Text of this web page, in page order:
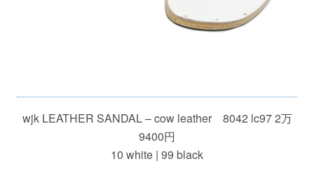
wjk LEATHER SANDAL – cow leather 8042 lc97 2万
9400円
10 white | 99 black